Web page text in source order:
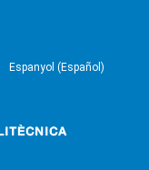
Espanyol (Español)